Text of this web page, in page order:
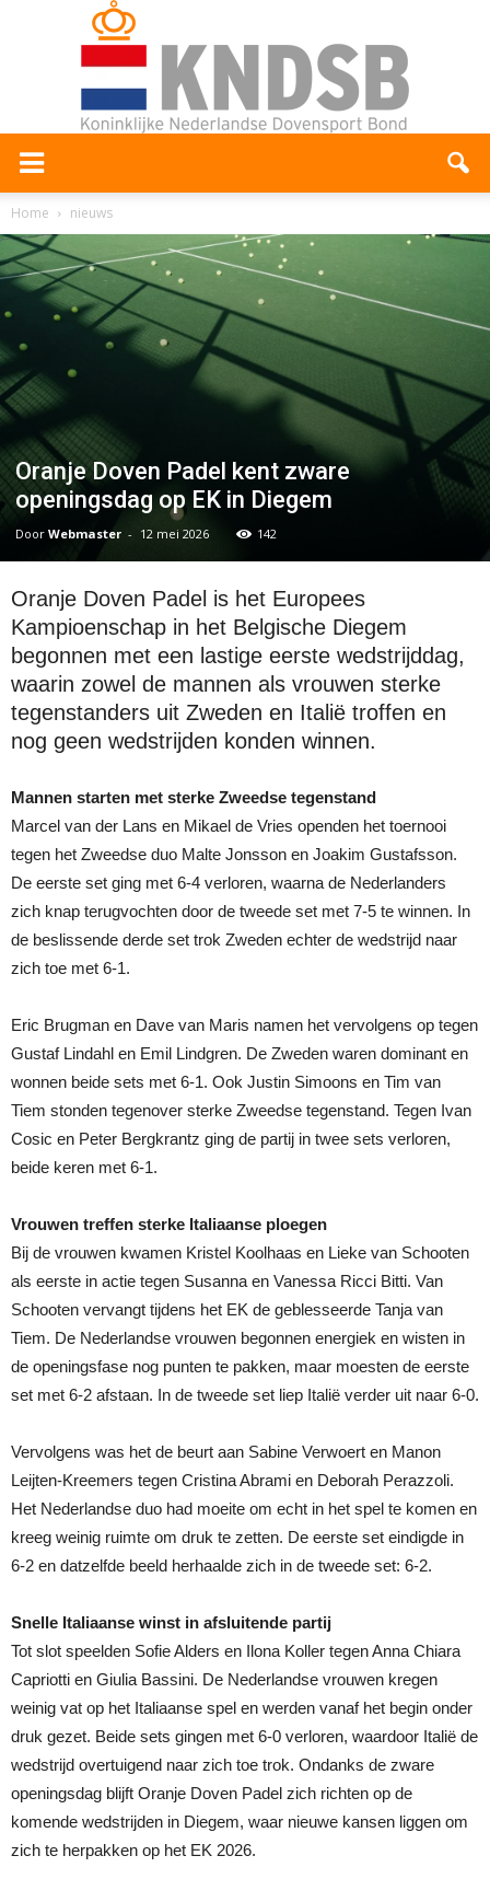
Home nieuws
Oranje Doven Padel kent zware
openingsdag op EK in Diegem
Door Webmaster - 12 mei 2026 142
Oranje Doven Padel is het Europees
Kampioenschap in het Belgische Diegem
begonnen met een lastige eerste wedstrijddag,
waarin zowel de mannen als vrouwen sterke
tegenstanders uit Zweden en Italië troffen en
nog geen wedstrijden konden winnen.
Mannen starten met sterke Zweedse tegenstand
Marcel van der Lans en Mikael de Vries openden het toernooi
tegen het Zweedse duo Malte Jonsson en Joakim Gustafsson.
De eerste set ging met 6-4 verloren, waarna de Nederlanders
zich knap terugvochten door de tweede set met 7-5 te winnen. In
de beslissende derde set trok Zweden echter de wedstrijd naar
zich toe met 6-1.
Eric Brugman en Dave van Maris namen het vervolgens op tegen
Gustaf Lindahl en Emil Lindgren. De Zweden waren dominant en
wonnen beide sets met 6-1. Ook Justin Simoons en Tim van
Tiem stonden tegenover sterke Zweedse tegenstand. Tegen Ivan
Cosic en Peter Bergkrantz ging de partij in twee sets verloren,
beide keren met 6-1.
Vrouwen treffen sterke Italiaanse ploegen
Bij de vrouwen kwamen Kristel Koolhaas en Lieke van Schooten
als eerste in actie tegen Susanna en Vanessa Ricci Bitti. Van
Schooten vervangt tijdens het EK de geblesseerde Tanja van
Tiem. De Nederlandse vrouwen begonnen energiek en wisten in
de openingsfase nog punten te pakken, maar moesten de eerste
set met 6-2 afstaan. In de tweede set liep Italië verder uit naar 6-0.
Vervolgens was het de beurt aan Sabine Verwoert en Manon
Leijten-Kreemers tegen Cristina Abrami en Deborah Perazzoli.
Het Nederlandse duo had moeite om echt in het spel te komen en
kreeg weinig ruimte om druk te zetten. De eerste set eindigde in
6-2 en datzelfde beeld herhaalde zich in de tweede set: 6-2.
Snelle Italiaanse winst in afsluitende partij
Tot slot speelden Sofie Alders en Ilona Koller tegen Anna Chiara
Capriotti en Giulia Bassini. De Nederlandse vrouwen kregen
weinig vat op het Italiaanse spel en werden vanaf het begin onder
druk gezet. Beide sets gingen met 6-0 verloren, waardoor Italië de
wedstrijd overtuigend naar zich toe trok. Ondanks de zware
openingsdag blijft Oranje Doven Padel zich richten op de
komende wedstrijden in Diegem, waar nieuwe kansen liggen om
zich te herpakken op het EK 2026.